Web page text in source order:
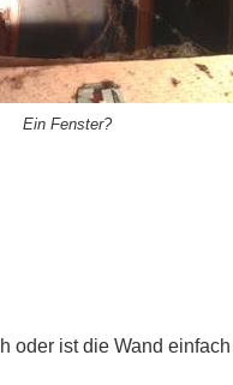
Ein Fenster?
ist die Wand